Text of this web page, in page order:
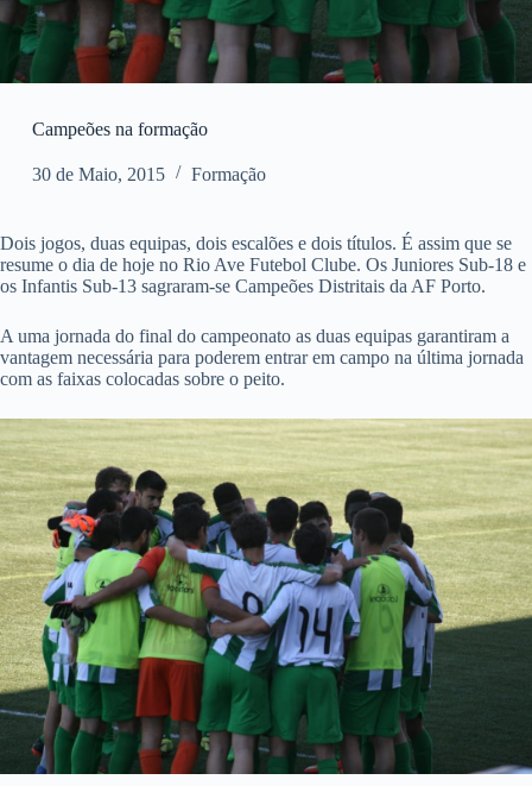
Campeões na formação
30 de Maio, 2015 Formação
Dois jogos, duas equipas, dois escalões e dois títulos. É assim que se
resume o dia de hoje no Rio Ave Futebol Clube. Os Juniores Sub-18 e
os Infantis Sub-13 sagraram-se Campeões Distritais da AF Porto.
A uma jornada do final do campeonato as duas equipas garantiram a
vantagem necessária para poderem entrar em campo na última jornada
com as faixas colocadas sobre o peito.